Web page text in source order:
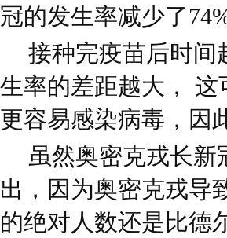
冠的发生率减少了74%
接种完疫苗后时间
生率的差距越大，
更容易感染病毒，因
虽然奥密克戎长
出，因为奥密克戎导
的绝对人数还是比德